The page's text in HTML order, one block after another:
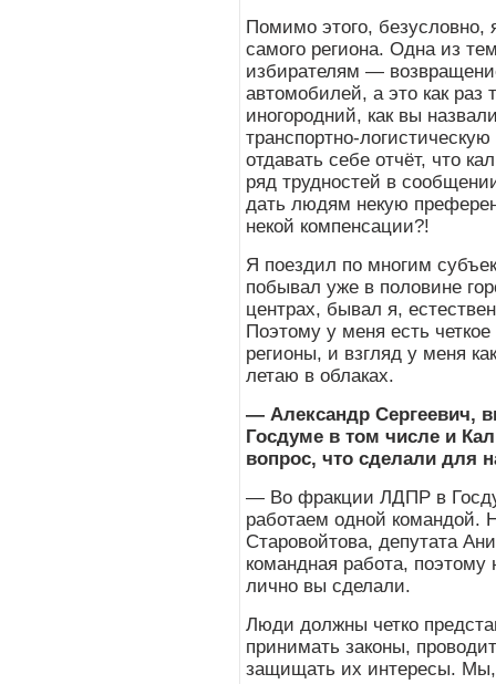
Помимо этого, безусловно,
самого региона. Одна из
избирателям —
автомобилей, а это как раз
иногородний, как вы
транспортно-
отдавать себе отчёт, что
ряд трудностей в
дать людям некую
некой компенсации?!
Я поездил по многим
побывал уже в половине
центрах, бывал я,
Поэтому у меня есть
регионы, и взгляд у меня
летаю в облаках.
— Александр Сергеевич,
Госдуме в том числе и
вопрос, что сделали для
— Во фракции ЛДПР в
работаем одной командой.
Старовойтова, депутата
командная работа, поэтому
лично вы сделали.
Люди должны четко
принимать законы,
защищать их интересы.